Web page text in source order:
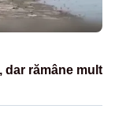
dar rămâne mult